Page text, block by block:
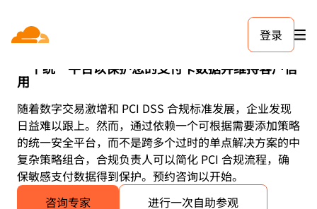
登录
简单的 PCI DSS 合规
一个统一平台以保护您的支付卡数据并维持客户信
用
随着数字交易激增和 PCI DSS 合规标准发展，企业发现
日益难以跟上。然而，通过依赖一个可根据需要添加策略
的统一安全平台，而不是跨多个过时的单点解决方案的中
复杂策略组合，合规负责人可以简化 PCI 合规流程，确
保敏感支付数据得到保护。预约咨询以开始。
咨询专家
进行一次自助参观